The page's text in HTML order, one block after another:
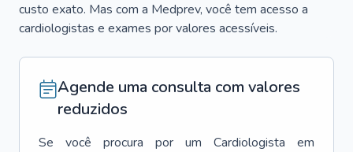
custo exato. Mas com a Medprev, você tem acesso a
cardiologistas e exames por valores acessíveis.
Agende uma consulta com valores
reduzidos
Se você procura por um Cardiologista
em